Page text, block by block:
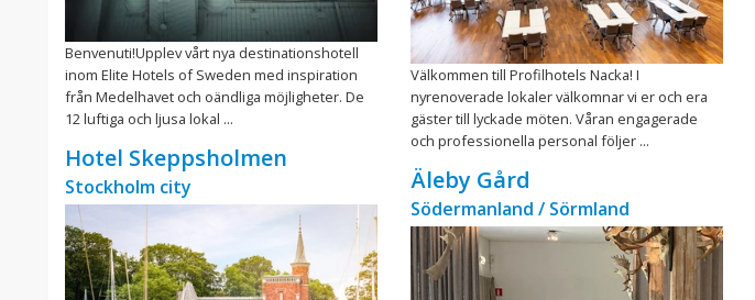
Benvenuti!Upplev vårt nya destinationshotell
inom Elite Hotels of Sweden med inspiration
från Medelhavet och oändliga möjligheter. De
12 luftiga och ljusa lokal ...
Hotel Skeppsholmen
Stockholm city
Välkommen till Profilhotels Nacka! I
nyrenoverade lokaler välkomnar vi er och era
gäster till lyckade möten. Våran engagerade
och professionella personal följer ...
Äleby Gård
Södermanland / Sörmland